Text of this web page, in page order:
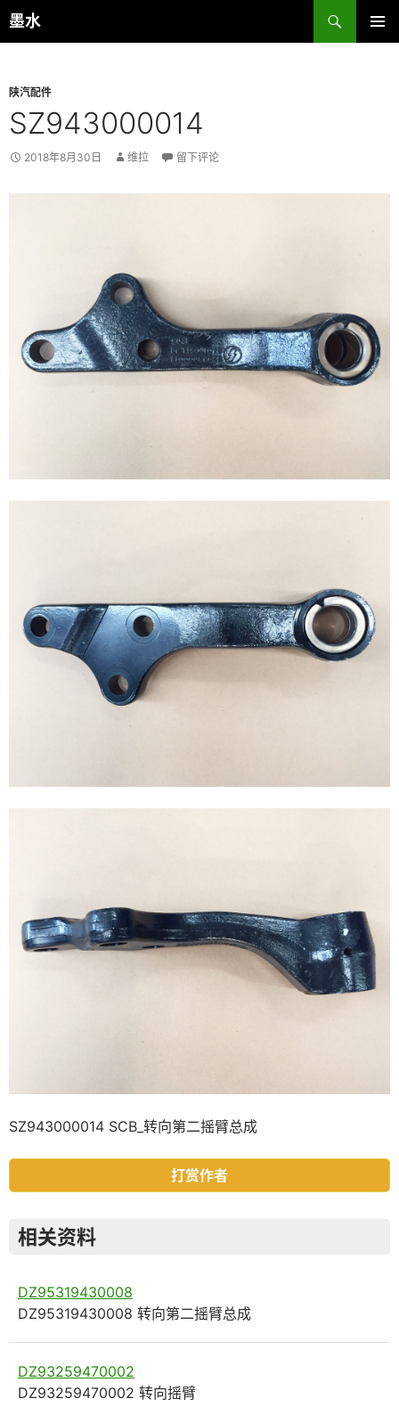
跳
至
墨水
搜
索
陕汽配件
SZ943000014
2018年8月30日 维拉 留下评论
SZ943000014 SCB_转向第二摇臂总成
打赏作者
相关资料
DZ95319430008
DZ95319430008 转向第二摇臂总成
DZ93259470002
DZ93259470002 转向摇臂